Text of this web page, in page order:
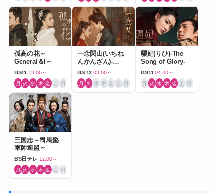
孤高の花～
General＆I～
BS11 13:00～
月 火 水 木 金 土 日
一念関山(いちね
んかんざん)-
Journey to Love-
BS 12 03:00～
月 火 水 木 金 土 日
驪妃(りひ)-The
Song of Glory-
BS11 04:00～
月 火 水 木 金 土 日
三国志～司馬懿
軍師連盟～
BS日テレ 12:00～
月 火 水 木 金 土 日